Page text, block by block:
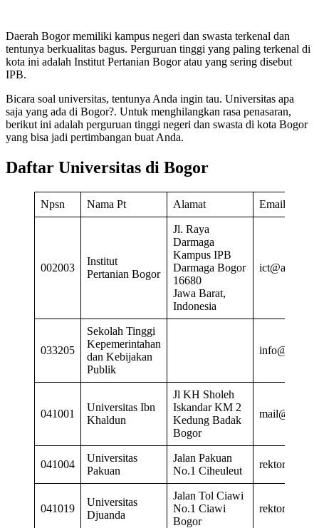
Daerah Bogor memiliki kampus negeri dan swasta terkenal dan
tentunya berkualitas bagus. Perguruan tinggi yang paling terkenal di
kota ini adalah Institut Pertanian Bogor atau yang sering disebut
IPB.
Bicara soal universitas, tentunya Anda ingin tau. Universitas apa
saja yang ada di Bogor?. Untuk menghilangkan rasa penasaran,
berikut ini adalah perguruan tinggi negeri dan swasta di kota Bogor
yang bisa jadi pertimbangan buat Anda.
Daftar Universitas di Bogor
Npsn Nama Pt Alamat Email
002003
Institut
Pertanian Bogor
Jl. Raya
Darmaga
Kampus IPB
Darmaga Bogor
16680
Jawa Barat,
Indonesia
033205
Sekolah Tinggi
Kepemerintahan
dan Kebijakan
Publik
041001
Universitas Ibn
Khaldun
Jl KH Sholeh
Iskandar KM 2
Kedung Badak
Bogor
mail@uika-
041004
Universitas
Pakuan
Jalan Pakuan
No.1 Ciheuleut
041019
Universitas
Djuanda
Jalan Tol Ciawi
No.1 Ciawi
Bogor